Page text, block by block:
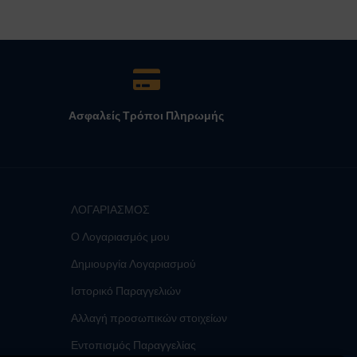
Ασφαλείς Τρόποι Πληρωμής
ΛΟΓΑΡΙΑΣΜΟΣ
Ο Λογαριασμός μου
Δημιουργία Λογαριασμού
Ιστορικό Παραγγελιών
Αλλαγή προσωπικών στοιχείων
Εντοπισμός Παραγγελίας